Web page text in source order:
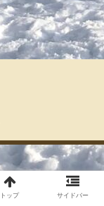
トップ サイドバー